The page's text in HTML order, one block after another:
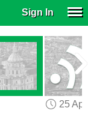
Sign In
25